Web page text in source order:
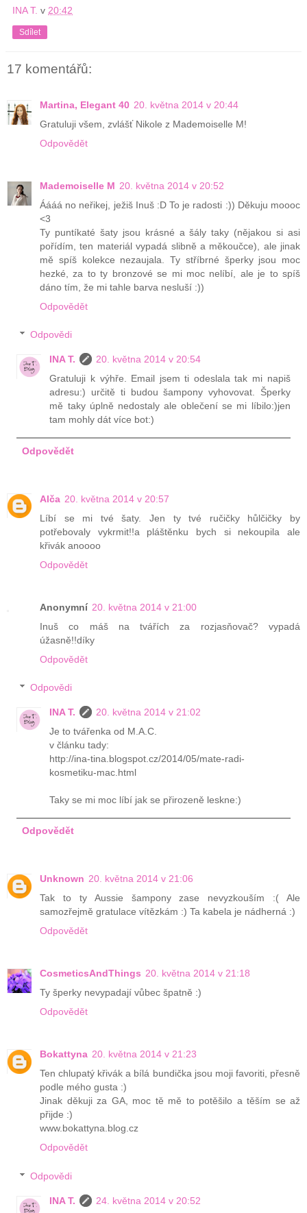
INA T. v 20:42
Sdílet
17 komentářů:
Martina, Elegant 40 20. května 2014 v 20:44
Gratuluji všem, zvlášť Nikole z Mademoiselle M!
Odpovědět
Mademoiselle M 20. května 2014 v 20:52
Áááá no neřikej, ježiš Inuš :D To je radosti :)) Děkuju moooc
<3
Ty puntíkaté šaty jsou krásné a šály taky (nějakou si asi
pořídím, ten materiál vypadá slibně a měkoučce), ale jinak
mě spíš kolekce nezaujala. Ty stříbrné šperky jsou moc
hezké, za to ty bronzové se mi moc nelíbí, ale je to spíš
dáno tím, že mi tahle barva nesluší :))
Odpovědět
Odpovědi
INA T.
20. května 2014 v 20:54
Gratuluji k výhře. Email jsem ti odeslala tak mi napiš
adresu:) určitě ti budou šampony vyhovovat. Šperky
mě taky úplně nedostaly ale oblečení se mi líbilo:)jen
tam mohly dát více bot:)
Odpovědět
Alča 20. května 2014 v 20:57
Líbí se mi tvé šaty. Jen ty tvé ručičky hůlčičky by
potřebovaly vykrmit!!a pláštěnku bych si nekoupila ale
křivák anoooo
Odpovědět
Anonymní 20. května 2014 v 21:00
Inuš co máš na tvářích za rozjasňovač? vypadá
úžasně!!díky
Odpovědět
Odpovědi
INA T.
20. května 2014 v 21:02
Je to tvářenka od M.A.C.
v článku tady:
http://ina-tina.blogspot.cz/2014/05/mate-radi-
kosmetiku-mac.html
Taky se mi moc líbí jak se přirozeně leskne:)
Odpovědět
Unknown 20. května 2014 v 21:06
Tak to ty Aussie šampony zase nevyzkouším :( Ale
samozřejmě gratulace vítězkám :) Ta kabela je nádherná :)
Odpovědět
CosmeticsAndThings 20. května 2014 v 21:18
Ty šperky nevypadají vůbec špatně :)
Odpovědět
Bokattyna 20. května 2014 v 21:23
Ten chlupatý křivák a bílá bundička jsou moji favoriti, přesně
podle mého gusta :)
Jinak děkuji za GA, moc tě mě to potěšilo a těším se až
přijde :)
www.bokattyna.blog.cz
Odpovědět
Odpovědi
INA T.
24. května 2014 v 20:52